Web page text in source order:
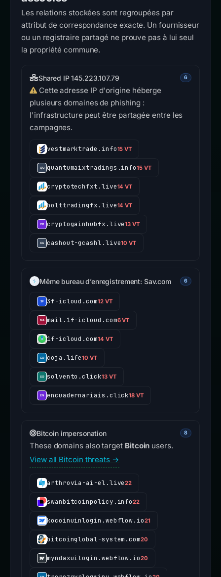
Les relations stockées sont regroupées par
attribut de correspondance exacte. Un fournisseur
ou un registraire partagé ne prouve pas à lui seul
la propriété commune.
Shared IP 145.223.107.79 6
Cette adresse IP d'origine héberge
plusieurs domaines de phishing :
l'infrastructure peut être partagée entre les
campagnes.
vestmarktrade.info15 VT
quantumaixtradings.info15 VT
cryptotechfxt.live14 VT
bolttradingfx.live14 VT
cryptogainhubfx.live13 VT
cashout-gcashl.live10 VT
Même bureau d’enregistrement: Sav.com 6
3f-icloud.com12 VT
mail.1f-icloud.com6 VT
1f-icloud.com14 VT
coja.life10 VT
solvento.click13 VT
encuadernariais.click18 VT
Bitcoin impersonation 8
These domains also target Bitcoin users.
View all Bitcoin threats →
arthrovia-ai-el.live22
swanbitcoinpolicy.info22
kocoinuinlogin.webflow.io21
bitcoinglobal-system.com20
myndaxuilogin.webflow.io20